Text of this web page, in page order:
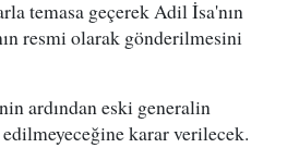
temasa geçerek Adil İsa'nın
resmi olarak gönderilmesini
ardından eski generalin
karar verilecek.